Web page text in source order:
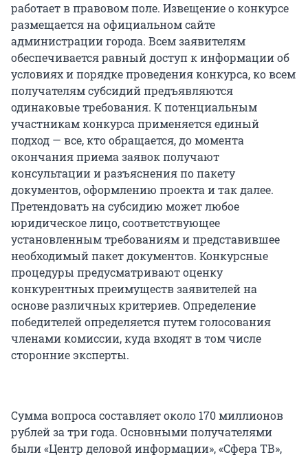
работает в правовом поле. Извещение о конкурсе
размещается на официальном сайте
администрации города. Всем заявителям
обеспечивается равный доступ к информации об
условиях и порядке проведения конкурса, ко всем
получателям субсидий предъявляются
одинаковые требования. К потенциальным
участникам конкурса применяется единый
подход — все, кто обращается, до момента
окончания приема заявок получают
консультации и разъяснения по пакету
документов, оформлению проекта и так далее.
Претендовать на субсидию может любое
юридическое лицо, соответствующее
установленным требованиям и представившее
необходимый пакет документов. Конкурсные
процедуры предусматривают оценку
конкурентных преимуществ заявителей на
основе различных критериев. Определение
победителей определяется путем голосования
членами комиссии, куда входят в том числе
сторонние эксперты.
Сумма вопроса составляет около 170 миллионов
рублей за три года. Основными получателями
были «Центр деловой информации», «Сфера ТВ»,